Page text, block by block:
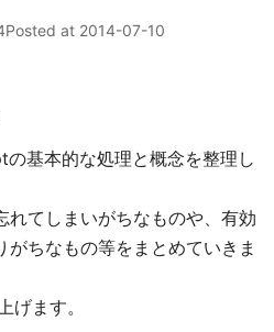
Posted at 2014-07-10
基本的な処理と概念を整理し
れてしまいがちなものや、有効
ちなもの等をまとめていきま
ます。